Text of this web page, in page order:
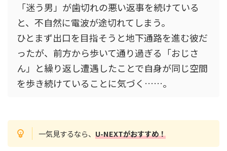
「迷う男」が歯切れの悪い返事を続けている
と、不自然に電波が途切れてしまう。
ひとまず出口を目指そうと地下通路を進む彼だ
ったが、前方から歩いて通り過ぎる「おじさ
ん」と繰り返し遭遇したことで自身が同じ空間
を歩き続けていることに気づく……。
一気見するなら、U-NEXTがおすすめ！